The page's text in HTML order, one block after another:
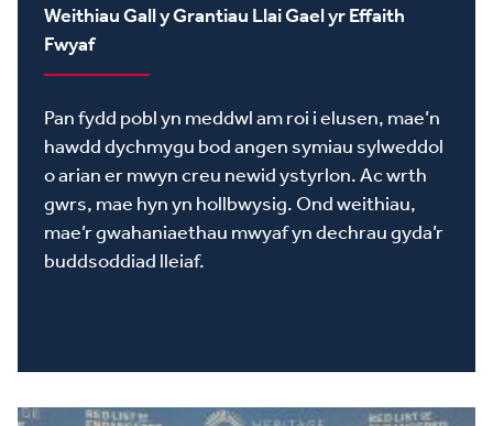
Weithiau Gall y Grantiau Llai Gael yr Effaith
Fwyaf
Pan fydd pobl yn meddwl am roi i elusen, mae’n
hawdd dychmygu bod angen symiau sylweddol
o arian er mwyn creu newid ystyrlon. Ac wrth
gwrs, mae hyn yn hollbwysig. Ond weithiau,
mae’r gwahaniaethau mwyaf yn dechrau gyda’r
buddsoddiad lleiaf.